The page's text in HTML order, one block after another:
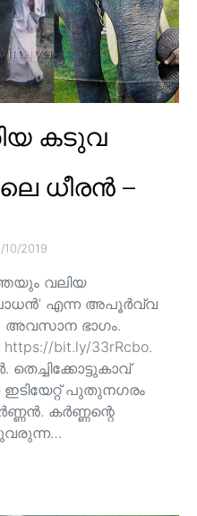
കടുവ
ധീരൻ –
10/2019
വലിയ
എന്ന അപൂർവ്വ
അവസാന ഭാഗം.
bit.ly/33rRcbo.
ഇടിയേറ്റ് പുതുനഗരം
കർണ്ണന്റെ